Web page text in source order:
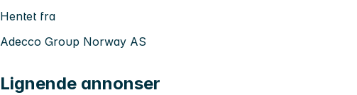
Hentet fra
Adecco Group Norway AS
Lignende annonser